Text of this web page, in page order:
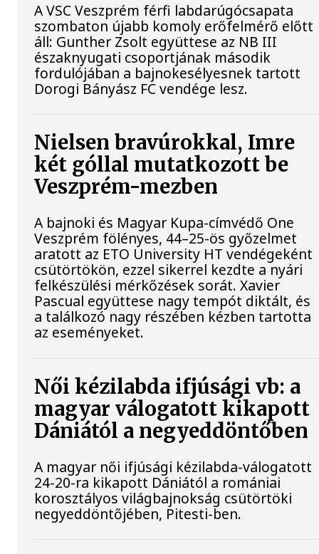
A VSC Veszprém férfi labdarúgócsapata
szombaton újabb komoly erőfelmérő előtt
áll: Gunther Zsolt együttese az NB III
északnyugati csoportjának második
fordulójában a bajnokesélyesnek tartott
Dorogi Bányász FC vendége lesz.
Nielsen bravúrokkal, Imre
két góllal mutatkozott be
Veszprém-mezben
A bajnoki és Magyar Kupa-címvédő One
Veszprém fölényes, 44–25-ös győzelmet
aratott az ETO University HT vendégeként
csütörtökön, ezzel sikerrel kezdte a nyári
felkészülési mérkőzések sorát. Xavier
Pascual együttese nagy tempót diktált, és
a találkozó nagy részében kézben tartotta
az eseményeket.
Női kézilabda ifjúsági vb: a
magyar válogatott kikapott
Dániától a negyeddöntőben
A magyar női ifjúsági kézilabda-válogatott
24-20-ra kikapott Dániától a romániai
korosztályos világbajnokság csütörtöki
negyeddöntőjében, Pitesti-ben.